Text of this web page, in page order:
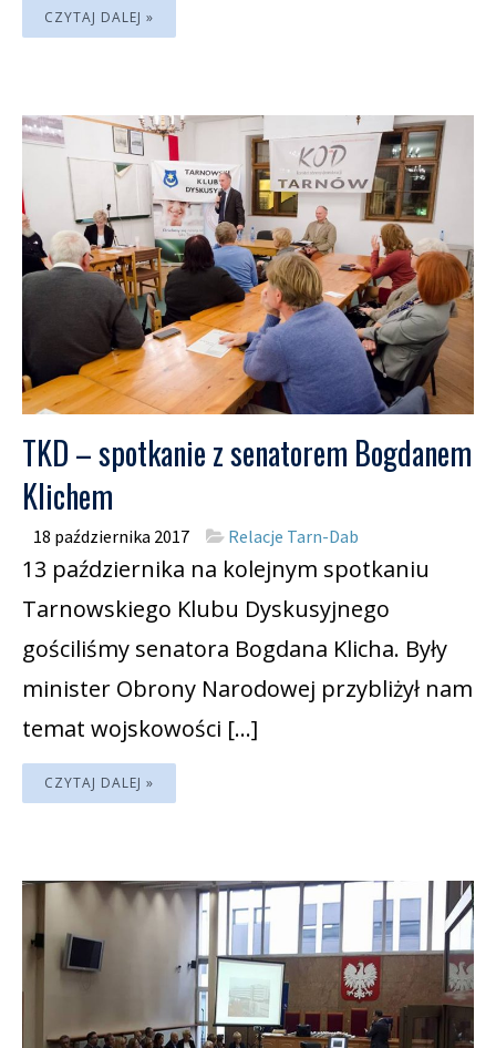
CZYTAJ DALEJ »
TKD – spotkanie z senatorem Bogdanem
Klichem
18 października 2017 Relacje Tarn-Dab
13 października na kolejnym spotkaniu
Tarnowskiego Klubu Dyskusyjnego
gościliśmy senatora Bogdana Klicha. Były
minister Obrony Narodowej przybliżył nam
temat wojskowości […]
CZYTAJ DALEJ »